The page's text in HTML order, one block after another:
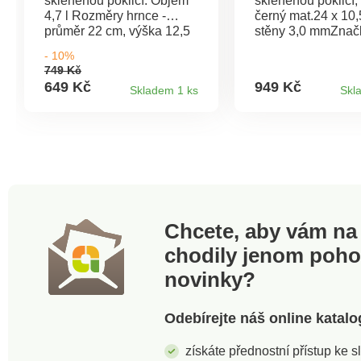
4,7 l Rozměry hrnce -
průměr 22 cm, výška 12,5
měrka objemu
Sendwichové dno Hrnec
lze používat na všechny
- 10%
749 Kč
649 Kč Skladem 1 ks
černý mat.24 x
stěny 3,0
nástřikIndukční
949 Kč
Chcete, aby vám
chodily jenom
novinky?
Odebírejte náš online
získáte přednostní přístup ke